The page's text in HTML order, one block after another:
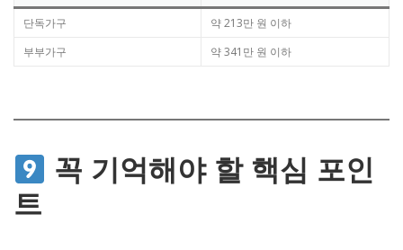
단독가구
약 213만 원 이하
부부가구
약 341만 원 이하
꼭 기억해야 할 핵심 포인
트